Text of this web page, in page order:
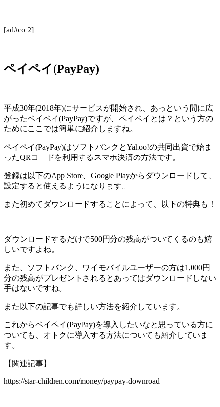
[ad#co-2]
ペイペイ(PayPay)
平成30年(2018年)にサービスが開始され、あっという間に広
がったペイペイ(PayPay)ですが、ペイペイとは？という方の
ためにここでは簡単に紹介しますね。
ペイペイ(PayPay)はソフトバンクとYahoo!の共同出資で始ま
ったQRコードを利用するスマホ決済の方法です。
登録は以下のApp Store、Google Playからダウンロードして、
設定すると使えるようになります。
また初めてダウンロードすることによって、以下の特典も！
ダウンロードするだけで500円分の残高がついてくるのも嬉
しいですよね。
また、ソフトバンク、ワイモバイルユーザーの方は1,000円
分の残高がプレゼントされるとあってはダウンロードしない
手はないですね。
また以下の記事でも詳しい方法を紹介しています。
これからペイペイ(PayPay)を導入したいなと思っている方に
ついても、オトクに導入する方法についても紹介していま
す。
【関連記事】
https://star-children.com/money/paypay-downroad